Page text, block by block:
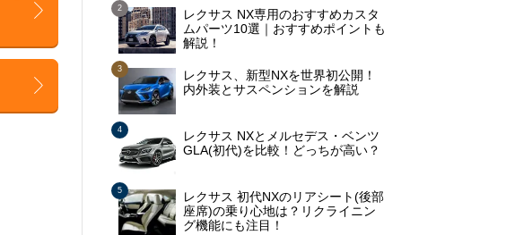
レクサス NX専用のおすすめカスタ
ムパーツ10選｜おすすめポイントも
解説！
レクサス、新型NXを世界初公開！
内外装とサスペンションを解説
レクサス NXとメルセデス・ベンツ
GLA(初代)を比較！どっちが高い？
レクサス 初代NXのリアシート(後部
座席)の乗り心地は？リクライニン
グ機能にも注目！